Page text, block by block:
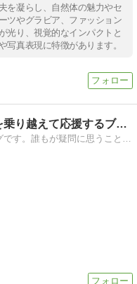
を凝らし、自然体の魅力やセ
ツやグラビア、ファッション
光り、視覚的なインパクトと
写真表現に特徴があります。
能年玲奈さんの父親の事故を乗り越えて応援するブログ！
能年玲奈さん情報を発信するブログです。誰もが疑問に思うことなどをまとめて記事にしていきます。